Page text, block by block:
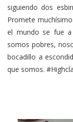
siguiendo dos
Promete
el mundo se fue
somos pobres,
bocadillo a
que somos.